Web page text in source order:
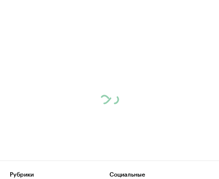
Рубрики
Социальные